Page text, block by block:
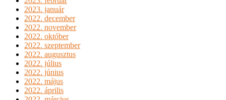
2023. január
2022. december
2022. november
2022. október
2022. szeptember
2022. augusztus
2022. július
2022. június
2022. május
2022. április